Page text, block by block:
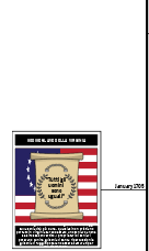
CODICE SLAVE DELLA VIRGINIA
I codici degli schiavi della Virginia erano le leggi
sulla schiavitù più dure. Qualsiasi non cristiano
portato in Virginia sarebbe stato uno schiavo anche
se si fosse convertito. I proprietari di schiavi
potevano punire gli schiavi senza ripercussioni e
gli schiavi fuggiti potevano essere catturati per
una ricompensa.
January 1705
"Tutti gli
uomini
sono
uguali"